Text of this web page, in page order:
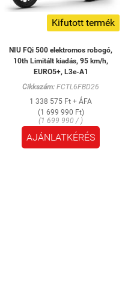
Kifutott termék
NIU FQi 500 elektromos robogó,
10th Limitált kiadás, 95 km/h,
EURO5+, L3e-A1
Cikkszám: FCTL6FBD26
1 338 575 Ft + ÁFA
(1 699 990 Ft)
(1 699 990 / )
AJÁNLATKÉRÉS